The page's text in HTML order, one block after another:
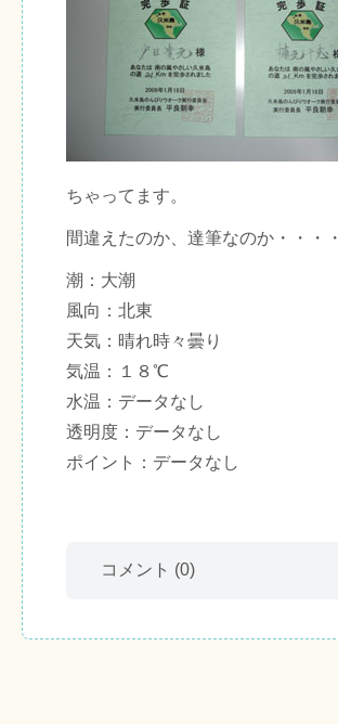
ちゃってます。
間違えたのか、達筆なのか・・・・
潮：大潮
風向：北東
天気：晴れ時々曇り
気温：１８℃
水温：データなし
透明度：データなし
ポイント：データなし
コメント (0)